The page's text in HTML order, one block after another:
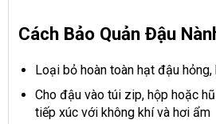
Cách Bảo Quản Đậu
Loại bỏ hoàn toàn hạt đậu
Cho đậu vào túi zip, hộp hoặc
tiếp xúc với không khí và hơi ẩm